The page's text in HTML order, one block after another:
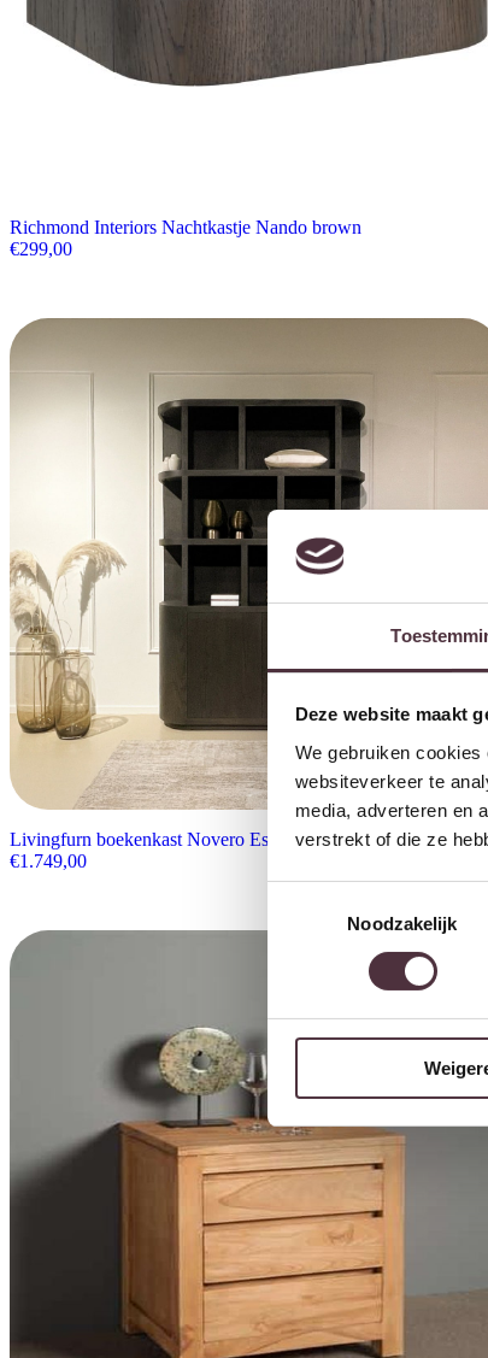
Deze website maakt
We gebruiken
websiteverkeer te
media, adverteren en
verstrekt of die ze
Noodzakelijk
Richmond Interiors Nachtkastje Nando brown
€299,00
Livingfurn boekenkast Novero Espresso 145cm
€1.749,00